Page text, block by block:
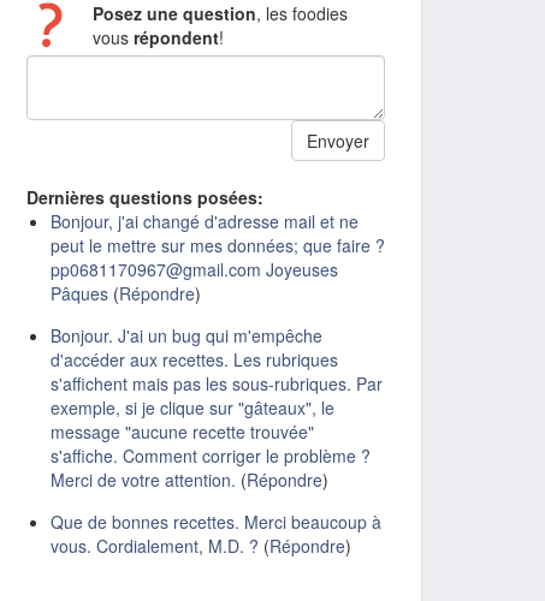
Posez une question, les foodies
vous répondent!
Dernières questions posées:
Bonjour, j'ai changé d'adresse mail et ne
peut le mettre sur mes données; que faire ?
pp0681170967@gmail.com Joyeuses
Pâques (Répondre)
Bonjour. J'ai un bug qui m'empêche
d'accéder aux recettes. Les rubriques
s'affichent mais pas les sous-rubriques. Par
exemple, si je clique sur "gâteaux", le
message "aucune recette trouvée"
s'affiche. Comment corriger le problème ?
Merci de votre attention. (Répondre)
Que de bonnes recettes. Merci beaucoup à
vous. Cordialement, M.D. ? (Répondre)